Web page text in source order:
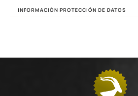
INFORMACIÓN PROTECCIÓN DE DATOS